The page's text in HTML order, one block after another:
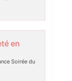
en
Soirée du